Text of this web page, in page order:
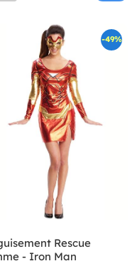
-49%
Rescue
- Iron Man